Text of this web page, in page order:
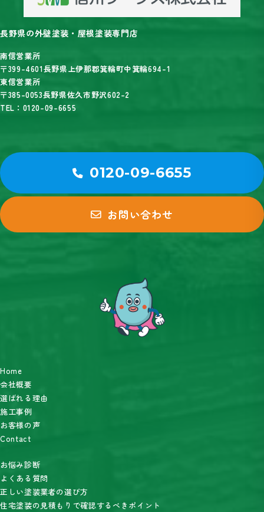
長野県の外壁塗装・屋根塗装専門店
南信営業所
〒399-4601長野県上伊那郡箕輪町中箕輪694-1
東信営業所
〒385-0053長野県佐久市野沢602-2
TEL：0120-09-6655
0120-09-6655
お問い合わせ
Home
会社概要
選ばれる理由
施工事例
お客様の声
Contact
お悩み診断
よくある質問
正しい塗装業者の選び方
住宅塗装の見積もりで確認するべきポイント